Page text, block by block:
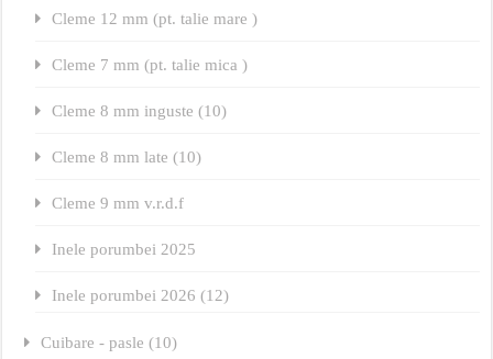
Cleme 12 mm (pt. talie mare )
Cleme 7 mm (pt. talie mica )
Cleme 8 mm inguste (10)
Cleme 8 mm late (10)
Cleme 9 mm v.r.d.f
Inele porumbei 2025
Inele porumbei 2026 (12)
Cuibare - pasle (10)